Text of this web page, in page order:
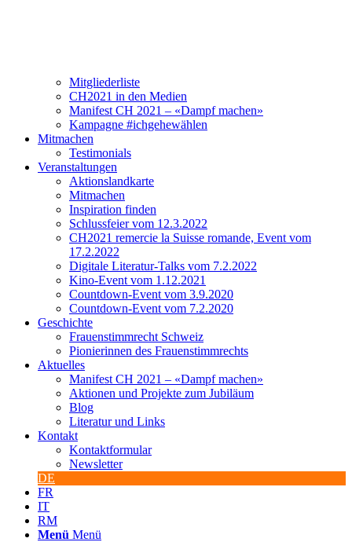
Mitgliederliste
CH2021 in den Medien
Manifest CH 2021 – «Dampf machen»
Kampagne #ichgehewählen
Mitmachen
Testimonials
Veranstaltungen
Aktionslandkarte
Mitmachen
Inspiration finden
Schlussfeier vom 12.3.2022
CH2021 remercie la Suisse romande, Event vom
17.2.2022
Digitale Literatur-Talks vom 7.2.2022
Kino-Event vom 1.12.2021
Countdown-Event vom 3.9.2020
Countdown-Event vom 7.2.2020
Geschichte
Frauenstimmrecht Schweiz
Pionierinnen des Frauenstimmrechts
Aktuelles
Manifest CH 2021 – «Dampf machen»
Aktionen und Projekte zum Jubiläum
Blog
Literatur und Links
Kontakt
Kontaktformular
Newsletter
DE
FR
IT
RM
Menü Menü